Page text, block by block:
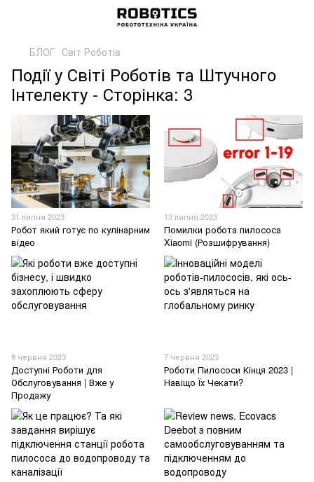
БЛОГ Світ Роботів
Події у Світі Роботів та Штучного
Інтелекту - Сторінка: 3
31 липня 2023
Робот який готує по кулінарним
відео
13 липня 2023
Помилки робота пилососа
Xiaomi (Розшифрування)
9 червня 2023
Доступні Роботи для
Обслуговування | Вже у
Продажу
7 червня 2023
Роботи Пилососи Кінця 2023 |
Навіщо Їх Чекати?